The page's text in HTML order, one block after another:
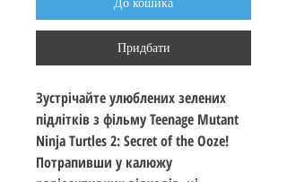
До кошика
Придбати
Зустрічайте улюблених зелених
підлітків з фільму Teenage Mutant
Ninja Turtles 2: Secret of the Ooze!
Потрапивши у калюжу